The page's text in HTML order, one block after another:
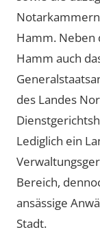
Hamm. Neben
Hamm auch
des Landes
Lediglich ein
Bereich,
ansässige
Stadt.